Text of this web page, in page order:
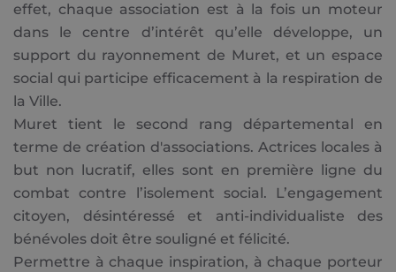
effet, chaque association est à la fois un moteur
dans le centre d’intérêt qu’elle développe, un
support du rayonnement de Muret, et un espace
social qui participe efficacement à la respiration de
la Ville.
Muret tient le second rang départemental en
terme de création d'associations. Actrices locales à
but non lucratif, elles sont en première ligne du
combat contre l’isolement social. L’engagement
citoyen, désintéressé et anti-individualiste des
bénévoles doit être souligné et félicité.
Permettre à chaque inspiration, à chaque porteur